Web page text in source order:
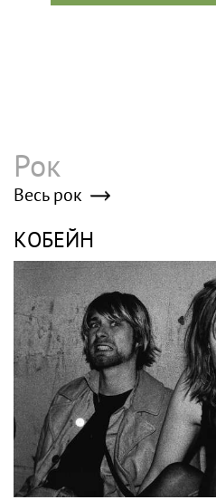
Рок
Весь рок
КОБЕЙН